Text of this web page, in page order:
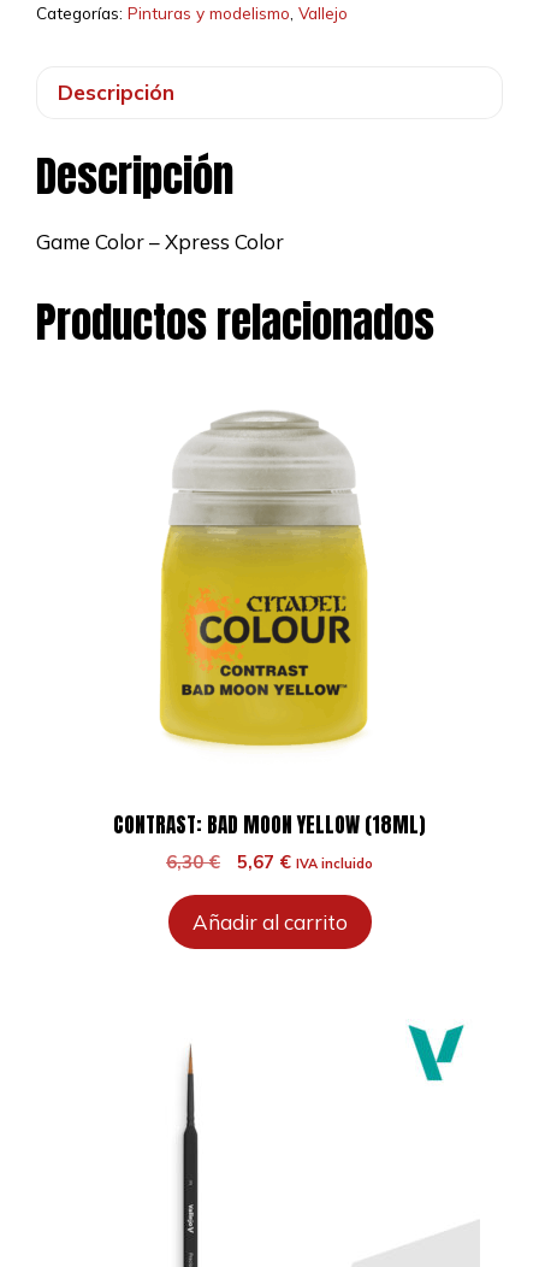
Categorías: Pinturas y modelismo Vallejo
Descripción
Descripción
Game Color – Xpress Color
Productos relacionados
CONTRAST: BAD MOON YELLOW (18ML)
6,30€
El
original
era:
5,67 €El
actual
es:
IVA incluido
Añadir al carrito